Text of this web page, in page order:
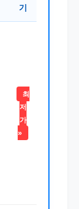
기
최
저
가
»